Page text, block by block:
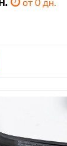
от 0 дн.